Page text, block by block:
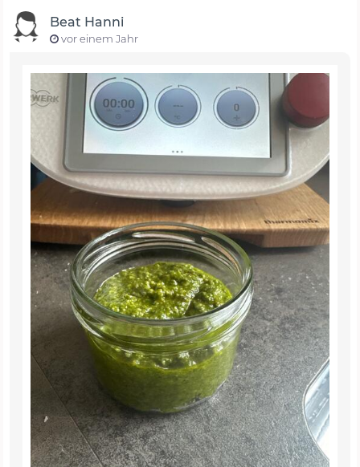
Beat Hanni
vor einem Jahr